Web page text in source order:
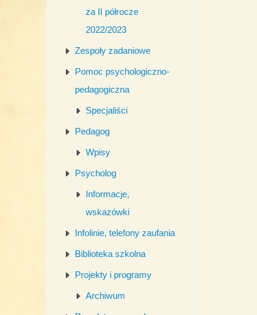
za II półrocze
2022/2023
Zespoły zadaniowe
Pomoc psychologiczno-
pedagogiczna
Specjaliści
Pedagog
Wpisy
Psycholog
Informacje,
wskazówki
Infolinie, telefony zaufania
Biblioteka szkolna
Projekty i programy
Archiwum